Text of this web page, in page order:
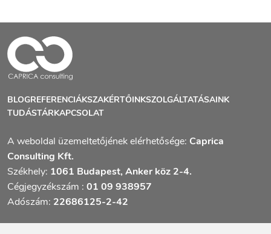
BLOGREFERENCIÁKSZAKÉRTŐINKSZOLGÁLTATÁSAINK
TUDÁSTÁRKAPCSOLAT
A weboldal üzemeltetőjének elérhetősége: Caprica
Consulting Kft.
Székhely: 1061 Budapest, Anker köz 2-4.
Cégjegyzékszám : 01 09 938957
Adószám: 22686125-2-42